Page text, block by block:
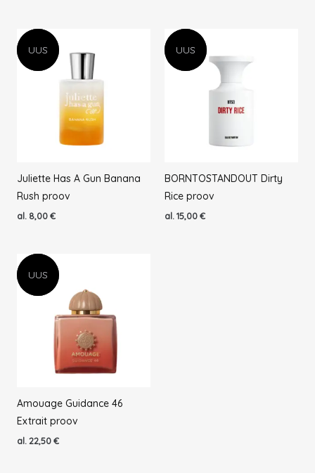
UUS
UUS
Juliette Has A Gun Banana
Rush proov
al. 8,00€
UUS
UUS
BORNTOSTANDOUT Dirty
Rice proov
al. 15,00€
UUS
UUS
Amouage Guidance 46
Extrait proov
al. 22,50€